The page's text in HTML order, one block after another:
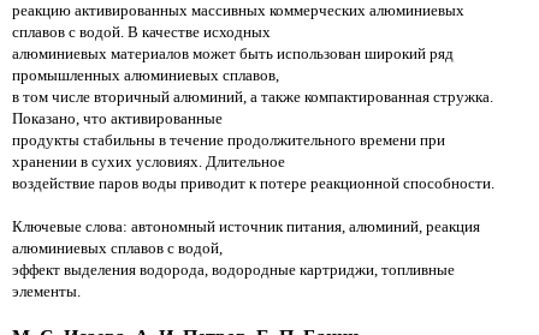
реакцию активированных массивных коммерческих алюминиевых
сплавов с водой. В качестве исходных
алюминиевых материалов может быть использован широкий ряд
промышленных алюминиевых сплавов,
в том числе вторичный алюминий, а также компактированная стружка.
Показано, что активированные
продукты стабильны в течение продолжительного времени при
хранении в сухих условиях. Длительное
воздействие паров воды приводит к потере реакционной способности.
Ключевые слова: автономный источник питания, алюминий, реакция
алюминиевых сплавов с водой,
эффект выделения водорода, водородные картриджи, топливные
элементы.